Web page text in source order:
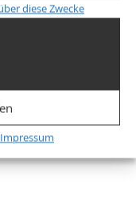
diese Zwecke
Impressum